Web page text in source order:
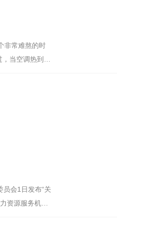
非常难熬的时
当空调热到一
会1日发布“关
资源服务机构